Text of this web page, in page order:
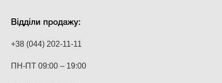
Відділи продажу:
+38 (044) 202-11-11
ПН-ПТ 09:00 – 19:00